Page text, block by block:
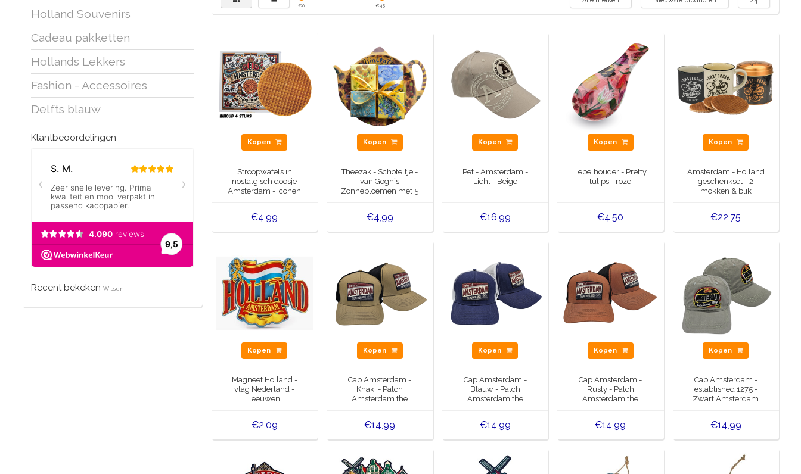
Holland Souvenirs
Cadeau pakketten
Hollands Lekkers
Fashion - Accessoires
Delfts blauw
Klantbeoordelingen
Recent bekeken Wissen
€0 €45
Kopen
Stroopwafels in
nostalgisch doosje
Amsterdam - Iconen
€4,99
Kopen
Theezak - Schoteltje -
van Gogh`s
Zonnebloemen met 5
€4,99
Kopen
Pet - Amsterdam -
Licht - Beige
€16,99
Kopen
Lepelhouder - Pretty
tulips - roze
€4,50
Kopen
Amsterdam - Holland
geschenkset - 2
mokken & blik
€22,75
Kopen
Magneet Holland -
vlag Nederland -
leeuwen
€2,09
Kopen
Cap Amsterdam -
Khaki - Patch
Amsterdam the
€14,99
Kopen
Cap Amsterdam -
Blauw - Patch
Amsterdam the
€14,99
Kopen
Cap Amsterdam -
Rusty - Patch
Amsterdam the
€14,99
Kopen
Cap Amsterdam -
established 1275 -
Zwart Amsterdam
€14,99